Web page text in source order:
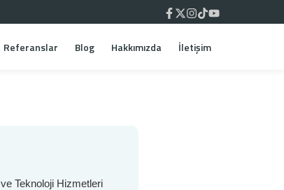
Referanslar Blog Hakkımızda İletişim
ve Teknoloji Hizmetleri